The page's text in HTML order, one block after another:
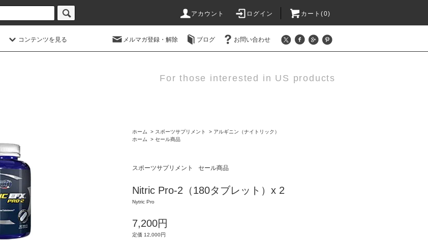
アカウント ログイン カート(0)
コンテンツを見る メルマガ登録・解除 ブログ お問い合わせ
For those interested in US products
ホーム > スポーツサプリメント > アルギニン（ナイトリック）
ホーム
> セール商品
スポーツサプリメント セール商品
Nitric Pro-2（180タブレット）x 2
Nytric Pro
7,200円
定価 12,000円